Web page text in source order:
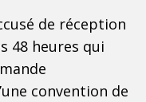
de réception
48 heures qui
convention de